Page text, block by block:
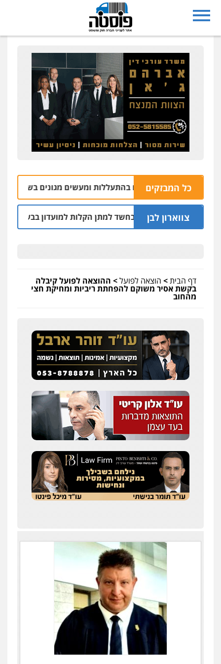
כל המבזקים
אליכין נאשם בהתעללות ומעשים מגונים בשתי פועלות
צווארון לבן
שוטרים נחקרו בחשד למתן הקלות למועדון בבעלות אחיו של
דף הבית> הוצאה לפועל> ההוצאה לפועל קיבלה
בקשת אסיר משוקם להפחתת ריביות ומחיקת חצי
מהחוב